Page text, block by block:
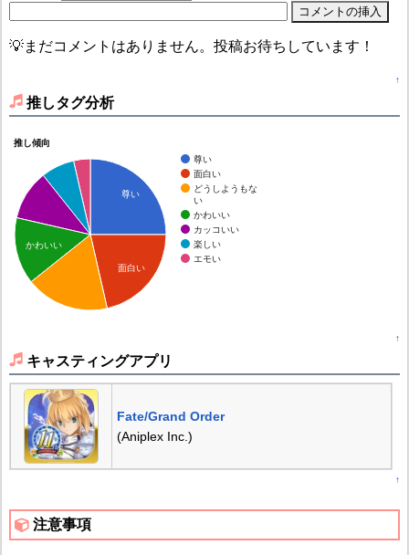
💡まだコメントはありません。投稿お待ちしています！
↑
推しタグ分析
推し傾向
尊い
面白い
どうしようもな
い
かわいい
カッコいい
楽しい
エモい
尊い
面白い
かわいい
↑
キャスティングアプリ
Fate/Grand Order
(Aniplex Inc.)
↑
注意事項